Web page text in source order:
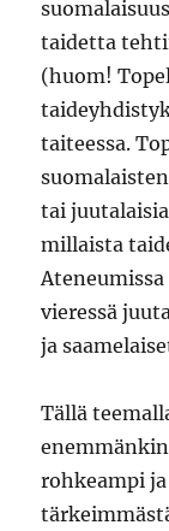
taidetta
(huom!
taiteessa.
tai
millaista
vieressä
ja
Tällä
rohkeampi